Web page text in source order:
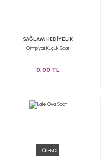
SAĞLAM HEDİYELİK
Olimpiyat Küçük Saat
0,00 TL
TÜKENDİ